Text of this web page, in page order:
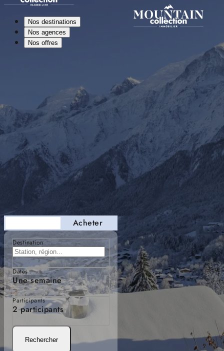
Acheter
Destination
Dates
Une semaine
Participants
2 participants
Rechercher
Nos destinations
Nos agences
Nos offres